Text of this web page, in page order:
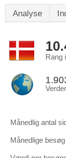
Analyse
Rang
Månedlig antal
Månedlige besøg